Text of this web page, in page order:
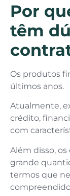
Por
têm
Os produtos
últimos anos.
Atualmente,
crédito,
com
Além disso,
grande
termos que